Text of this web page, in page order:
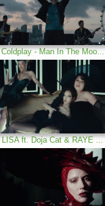
Coldplay - Man In The Moo...
LISA ft. Doja Cat & RAYE ...